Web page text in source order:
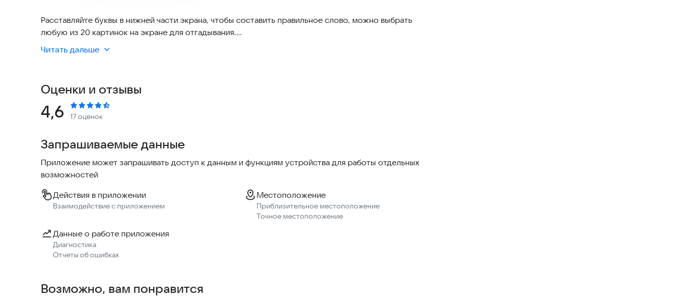
Расставляйте буквы в нижней части экрана, чтобы составить правильное слово, можно выбрать
любую из 20 картинок на экране для отгадывания.
Вам доступно больше 40 уровней, в каждом из которых по двадцать загаданных слов. Заданий много
Игра доступна на 18 языках: Английский, Русский, Французский, Испанский, Итальянский,
Португальский, Немецкий, Каталанский, Нидерландский, Польский, Индонезийский, Румынский,
Болгарский, Тайский, Турецкий, Украинский, Венгерский, Чешский и Шведский.
Читать дальше
Оценки и отзывы
Рейтинг:
4,6 17 оценок
Запрашиваемые данные
Приложение может запрашивать доступ к данным и функциям устройства для работы отдельных
возможностей
Действия в приложении
Взаимодействие с приложением
Местоположение
Приблизительное местоположение
Точное местоположение
Данные о работе приложения
Диагностика
Отчеты об ошибках
Возможно, вам понравится